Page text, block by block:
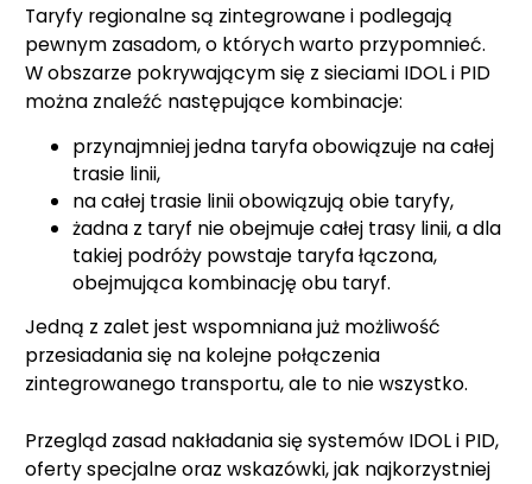
Taryfy regionalne są zintegrowane i podlegają
pewnym zasadom, o których warto przypomnieć.
W obszarze pokrywającym się z sieciami IDOL i PID
można znaleźć następujące kombinacje:
przynajmniej jedna taryfa obowiązuje na całej
trasie linii,
na całej trasie linii obowiązują obie taryfy,
żadna z taryf nie obejmuje całej trasy linii, a dla
takiej podróży powstaje taryfa łączona,
obejmująca kombinację obu taryf.
Jedną z zalet jest wspomniana już możliwość
przesiadania się na kolejne połączenia
zintegrowanego transportu, ale to nie wszystko.
Przegląd zasad nakładania się systemów IDOL i PID,
oferty specjalne oraz wskazówki, jak najkorzystniej